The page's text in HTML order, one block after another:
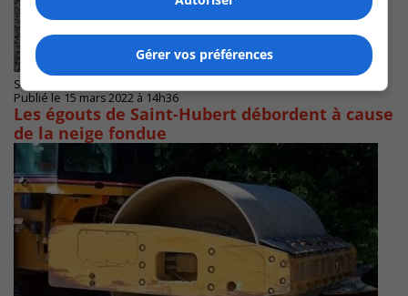
SAINT-HUBERT
Publié le 15 mars 2022 à 14h36
Les égouts de Saint-Hubert débordent à cause
de la neige fondue
Gérer vos préférences